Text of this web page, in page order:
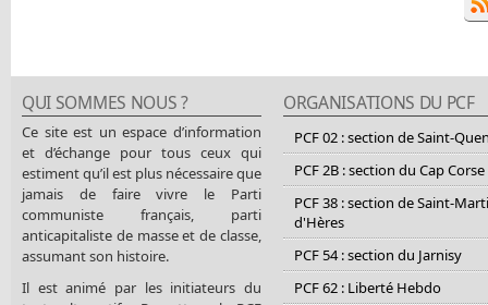
QUI SOMMES NOUS ?
Ce site est un espace d’information
et d’échange pour tous ceux qui
estiment qu’il est plus nécessaire que
jamais de faire vivre le Parti
communiste français, parti
anticapitaliste de masse et de classe,
assumant son histoire.
Il est animé par les initiateurs du
ORGANISATIONS DU PCF
PCF 02 : section de Saint-
PCF 2B : section du Cap Corse
PCF 38 : section de Saint-
d'Hères
PCF 54 : section du Jarnisy
PCF 62 : Liberté Hebdo